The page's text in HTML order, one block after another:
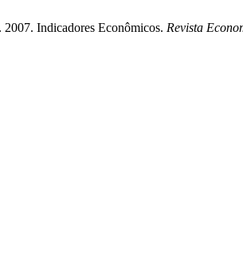
Indicadores Econômicos. Revista